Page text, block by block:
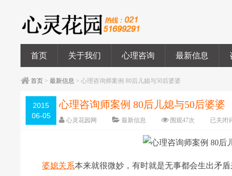
首页 关于我们 心理咨询 最新信息
首页 >最新信息 > 心理咨询师案例 80后儿媳与50后婆婆
2015
06-05
心理咨询师案例 80后儿媳与50后婆婆
心灵花园网 最新信息 围观47次 已关闭
婆媳关系本来就很微妙，有时就是无事都会生出矛